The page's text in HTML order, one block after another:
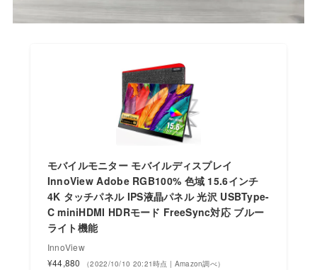
モバイルモニター モバイルディスプレイ
InnoView Adobe RGB100% 色域 15.6インチ
4K タッチパネル IPS液晶パネル 光沢 USBType-
C miniHDMI HDRモード FreeSync対応 ブルー
ライト機能
InnoView
¥44,880
（2022/10/10 20:21時点 | Amazon調べ）